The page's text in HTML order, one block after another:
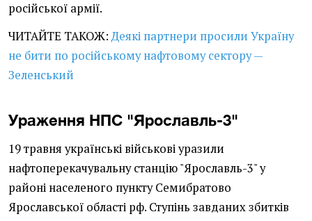
російської армії.
ЧИТАЙТЕ ТАКОЖ:Деякі партнери просили Україну
не бити по російському нафтовому сектору —
Зеленський
Ураження НПС "Ярославль-3"
19 травня українські військові уразили
нафтоперекачувальну станцію "Ярославль-3" у
районі населеного пункту Семибратово
Ярославської області рф. Ступінь завданих збитків